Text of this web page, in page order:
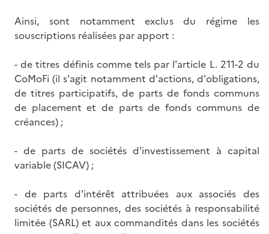
Ainsi, sont notamment exclus du régime les
souscriptions réalisées par apport :
- de titres définis comme tels par l'article L. 211-2 du
CoMoFi (il s'agit notamment d'actions, d'obligations,
de titres participatifs, de parts de fonds communs
de placement et de parts de fonds communs de
créances) ;
- de parts de sociétés d'investissement à capital
variable (SICAV) ;
- de parts d'intérêt attribuées aux associés des
sociétés de personnes, des sociétés à responsabilité
limitée (SARL) et aux commandités dans les sociétés